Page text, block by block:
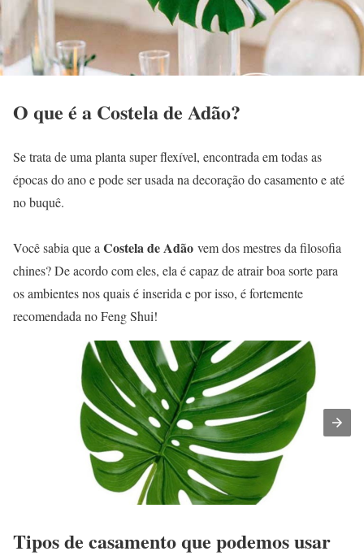
O que é a Costela de Adão?
Se trata de uma planta super flexível, encontrada em todas as
épocas do ano e pode ser usada na decoração do casamento e até
no buquê.
Você sabia que a Costela de Adão vem dos mestres da filosofia
chines? De acordo com eles, ela é capaz de atrair boa sorte para
os ambientes nos quais é inserida e por isso, é fortemente
recomendada no Feng Shui!
Tipos de casamento que podemos usar